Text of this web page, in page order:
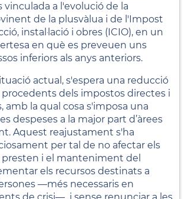
a l'evolució de la
de la plusvàlua i de l'Impost
instal·lació i obres (ICIO), en un
en què es preveuen uns
inferiors als anys anteriors.
actual, s'espera una reducció
procedents dels impostos directes i
amb la qual cosa s'imposa una
despeses a la major part d’àrees
Aquest reajustament s'ha
per tal de no afectar els
presten i el manteniment del
els recursos destinats a
—més necessaris en